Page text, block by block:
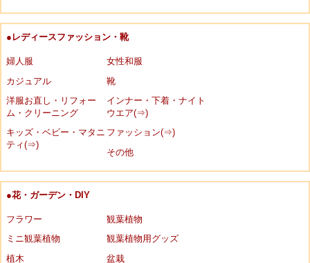
●レディースファッション・靴
婦人服
女性和服
カジュアル
靴
洋服お直し・リフォー
ム・クリーニング
インナー・下着・ナイト
ウエア(⇒)
キッズ・ベビー・マタニ
ティ(⇒)
ファッション(⇒)
その他
●花・ガーデン・DIY
フラワー
観葉植物
ミニ観葉植物
観葉植物用グッズ
植木
盆栽